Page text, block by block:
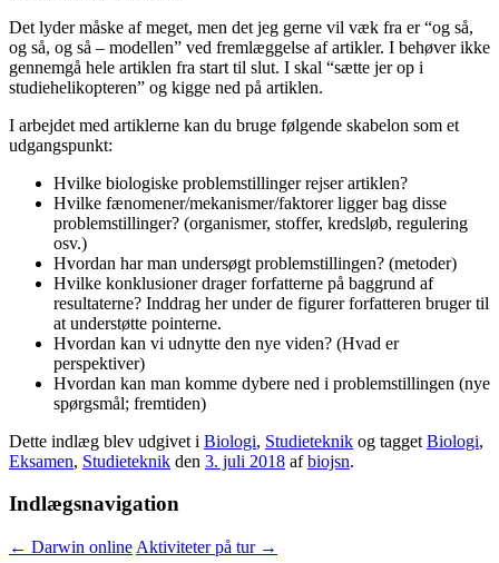
Det lyder måske af meget, men det jeg gerne vil væk fra er “og så,
og så, og så – modellen” ved fremlæggelse af artikler. I behøver ikke
gennemgå hele artiklen fra start til slut. I skal “sætte jer op i
studiehelikopteren” og kigge ned på artiklen.
I arbejdet med artiklerne kan du bruge følgende skabelon som et
udgangspunkt:
Hvilke biologiske problemstillinger rejser artiklen?
Hvilke fænomener/mekanismer/faktorer ligger bag disse
problemstillinger? (organismer, stoffer, kredsløb, regulering
osv.)
Hvordan har man undersøgt problemstillingen? (metoder)
Hvilke konklusioner drager forfatterne på baggrund af
resultaterne? Inddrag her under de figurer forfatteren bruger til
at understøtte pointerne.
Hvordan kan vi udnytte den nye viden? (Hvad er
perspektiver)
Hvordan kan man komme dybere ned i problemstillingen (nye
spørgsmål; fremtiden)
Dette indlæg blev udgivet i Biologi, Studieteknik og tagget Biologi,
Eksamen, Studieteknik den 3. juli 2018 afbiojsn.
Indlægsnavigation
← Darwin online Aktiviteter på tur →